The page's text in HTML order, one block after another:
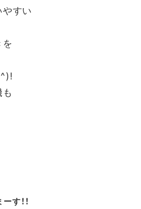
すい
を
す！！